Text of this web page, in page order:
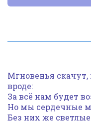
Мгновенья скачут,
вроде:
За всё нам будет
Но мы сердечные
Без них же